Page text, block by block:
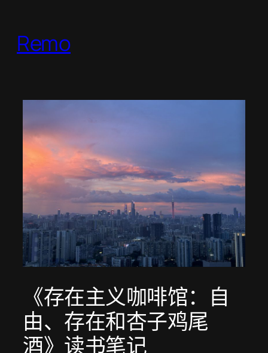
Remo
《存在主义咖啡馆：自
由、存在和杏子鸡尾
酒》读书笔记